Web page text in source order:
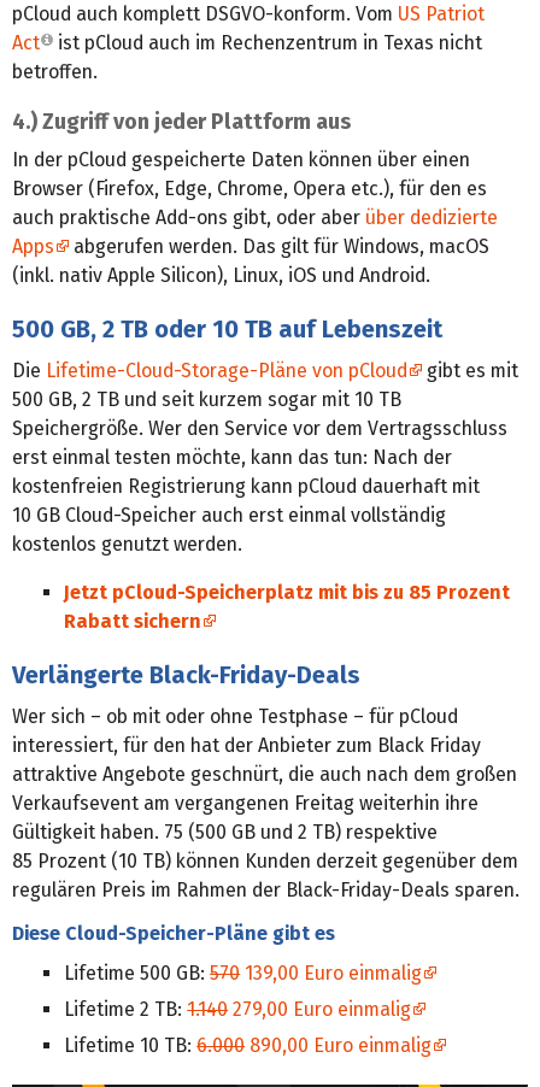
pCloud auch komplett DSGVO-konform. Vom US Patriot
Act
ist pCloud auch im Rechenzentrum in Texas nicht
betroffen.
4.) Zugriff von jeder Plattform aus
In der pCloud gespeicherte Daten können über einen
Browser (Firefox, Edge, Chrome, Opera etc.), für den es
auch praktische Add-ons gibt, oder aber über dedizierte
Apps
abgerufen werden. Das gilt für Windows, macOS
(inkl. nativ Apple Silicon), Linux, iOS und Android.
500 GB, 2 TB oder 10 TB auf Lebenszeit
Die Lifetime-Cloud-Storage-Pläne von pCloud
gibt es mit
500 GB, 2 TB und seit kurzem sogar mit 10 TB
Speichergröße. Wer den Service vor dem Vertragsschluss
erst einmal testen möchte, kann das tun: Nach der
kostenfreien Registrierung kann pCloud dauerhaft mit
10 GB Cloud-Speicher auch erst einmal vollständig
kostenlos genutzt werden.
Jetzt pCloud-Speicherplatz mit bis zu 85 Prozent
Rabatt sichern
Verlängerte Black-Friday-Deals
Wer sich – ob mit oder ohne Testphase – für pCloud
interessiert, für den hat der Anbieter zum Black Friday
attraktive Angebote geschnürt, die auch nach dem großen
Verkaufsevent am vergangenen Freitag weiterhin ihre
Gültigkeit haben. 75 (500 GB und 2 TB) respektive
85 Prozent (10 TB) können Kunden derzeit gegenüber dem
regulären Preis im Rahmen der Black-Friday-Deals sparen.
Diese Cloud-Speicher-Pläne gibt es
Lifetime 500 GB:570139,00 Euro einmalig
Lifetime 2 TB:1.140279,00 Euro einmalig
Lifetime 10 TB:6.000890,00 Euro einmalig